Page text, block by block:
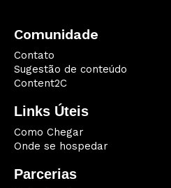
Comunidade
Contato
Sugestão de conteúdo
Content2C
Links Úteis
Como Chegar
Onde se hospedar
Parcerias